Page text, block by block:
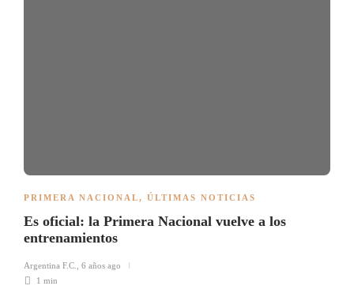
PRIMERA NACIONAL, ÚLTIMAS NOTICIAS
Es oficial: la Primera Nacional vuelve a los
entrenamientos
Argentina F.C.
6 años ago
1 min